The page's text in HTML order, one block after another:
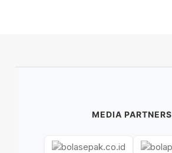
MEDIA PARTNERS